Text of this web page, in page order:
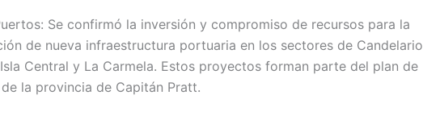
Se confirmó la inversión y compromiso de recursos para la
de nueva infraestructura portuaria en los sectores de Candelario
Central y La Carmela. Estos proyectos forman parte del plan de
la provincia de Capitán Pratt.